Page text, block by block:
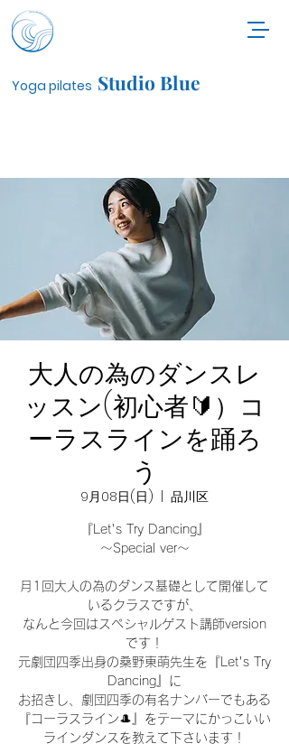
Yoga pilates Studio Blue
大人の為のダンスレ
ッスン(初心者🔰）コ
ーラスラインを踊ろ
う
9月08日(日) 品川区
『Let's Try Dancing』
〜Special ver〜
月1回大人の為のダンス基礎として開催して
いるクラスですが、
なんと今回はスペシャルゲスト講師version
です！
元劇団四季出身の桑野東萌先生を『Let's Try
Dancing』に
お招きし、劇団四季の有名ナンバーでもある
『コーラスライン🎩』をテーマにかっこいい
ラインダンスを教えて下さいます！